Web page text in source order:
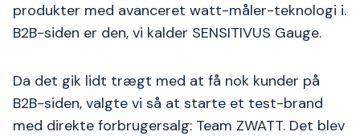
produkter med avanceret watt-måler-teknologi i.
B2B-siden er den, vi kalder SENSITIVUS Gauge.
Da det gik lidt trægt med at få nok kunder på
B2B-siden, valgte vi så at starte et test-brand
med direkte forbrugersalg: Team ZWATT. Det blev